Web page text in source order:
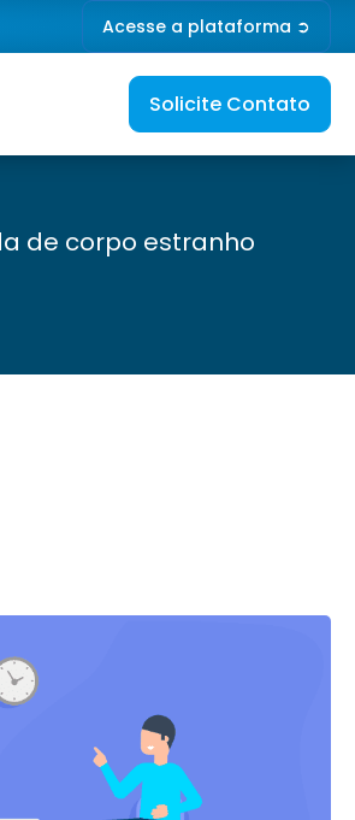
Acesse a plataforma ➲
Solicite Contato
de corpo estranho